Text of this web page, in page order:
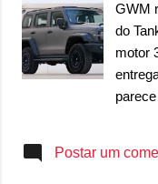
2.0
novo
GWM
do
motor
As
Postar um